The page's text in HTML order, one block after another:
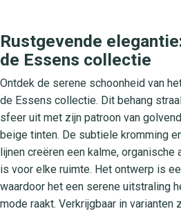
Rustgevende
de Essens collectie
Ontdek de serene schoonheid van
de Essens collectie. Dit behang
sfeer uit met zijn patroon van
beige tinten. De subtiele kromming
lijnen creëren een kalme,
is voor elke ruimte. Het ontwerp is
waardoor het een serene uitstraling
mode raakt. Verkrijgbaar in varianten